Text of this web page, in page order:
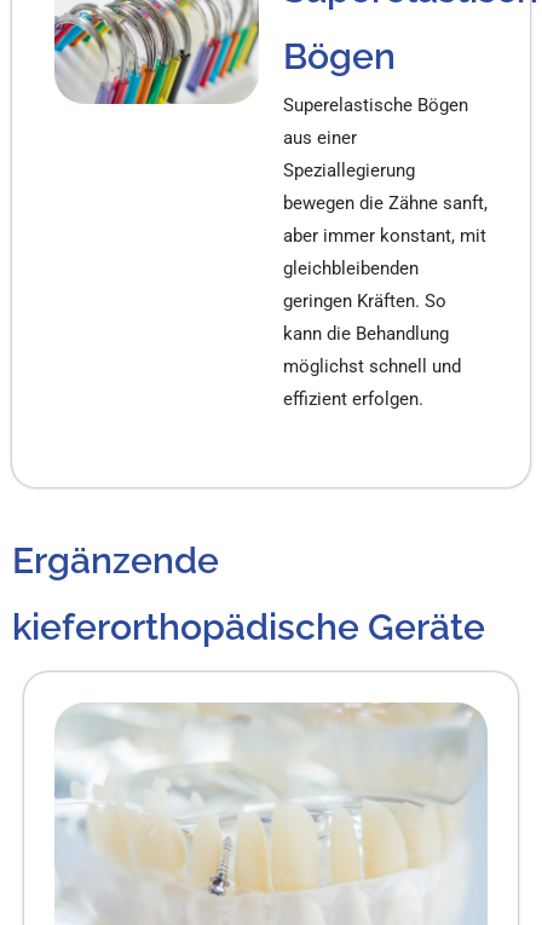
Bögen
Superelastische Bögen
aus einer
Speziallegierung
bewegen die Zähne sanft,
aber immer konstant, mit
gleichbleibenden
geringen Kräften. So
kann die Behandlung
möglichst schnell und
effizient erfolgen.
Ergänzende
kieferorthopädische Geräte